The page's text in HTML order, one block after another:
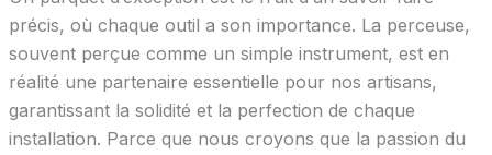
précis, où chaque outil a son importance. La perceuse,
souvent perçue comme un simple instrument, est en
réalité une partenaire essentielle pour nos artisans,
garantissant la solidité et la perfection de chaque
installation. Parce que nous croyons que la passion du